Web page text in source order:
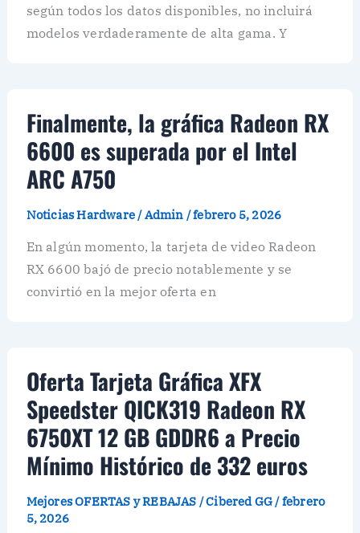
según todos los datos disponibles, no incluirá
modelos verdaderamente de alta gama. Y
Finalmente, la gráfica Radeon RX
6600 es superada por el Intel
ARC A750
Noticias Hardware/Admin /febrero 5, 2026
En algún momento, la tarjeta de video Radeon
RX 6600 bajó de precio notablemente y se
convirtió en la mejor oferta en
Oferta Tarjeta Gráfica XFX
Speedster QICK319 Radeon RX
6750XT 12 GB GDDR6 a Precio
Mínimo Histórico de 332 euros
Mejores OFERTAS y REBAJAS /Cibered GG/febrero
5, 2026